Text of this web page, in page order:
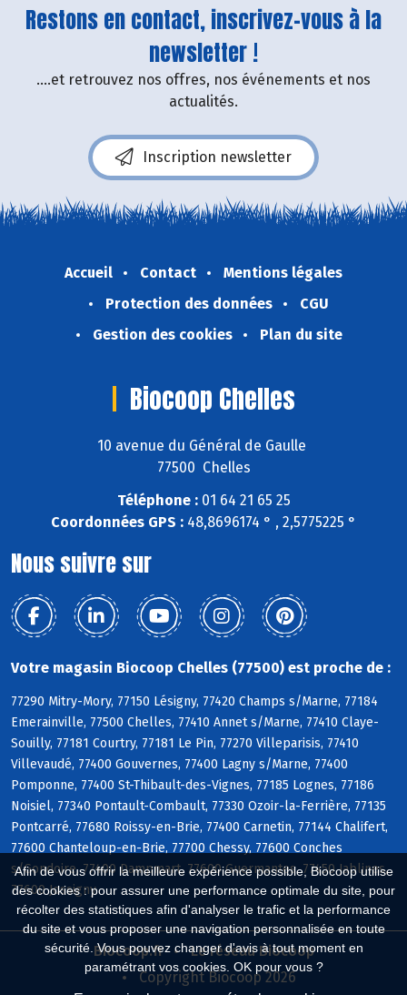
Afin de vous offrir la meilleure expérience possible, Biocoop utilise
des cookies : pour assurer une performance optimale du site, pour
récolter des statistiques afin d'analyser le trafic et la performance
du site et vous proposer une navigation personnalisée en toute
sécurité. Vous pouvez changer d'avis à tout moment en
paramétrant vos cookies. OK pour vous ?
Restons en contact, inscrivez-vous à la
newsletter !
....et retrouvez nos offres, nos événements et nos
actualités.
Inscription newsletter
Accueil Contact
Mentions légales
Protection des données
CGU
Gestion des cookies
Plan du site
Biocoop Chelles
10 avenue du Général de Gaulle
77500 Chelles
Téléphone :01 64 21 65 25
Coordonnées GPS : 48,8696174 ° , 2,5775225 °
Nous suivre sur
Votre magasin Biocoop Chelles (77500) est proche de :
77290 Mitry-Mory, 77150 Lésigny, 77420 Champs s/Marne, 77184
Emerainville, 77500 Chelles, 77410 Annet s/Marne, 77410 Claye-
Souilly, 77181 Courtry, 77181 Le Pin, 77270 Villeparisis, 77410
Villevaudé, 77400 Gouvernes, 77400 Lagny s/Marne, 77400
Pomponne, 77400 St-Thibault-des-Vignes, 77185 Lognes, 77186
Noisiel, 77340 Pontault-Combault, 77330 Ozoir-la-Ferrière, 77135
Pontcarré, 77680 Roissy-en-Brie, 77400 Carnetin, 77144 Chalifert,
77600 Chanteloup-en-Brie, 77700 Chessy, 77600 Conches
s/Gondoire, 77400 Dampmart, 77600 Guermantes, 77450 Jablines,
77600 Jossigny
Biocoop.fr
Le réseau Biocoop
Copyright Biocoop 2026